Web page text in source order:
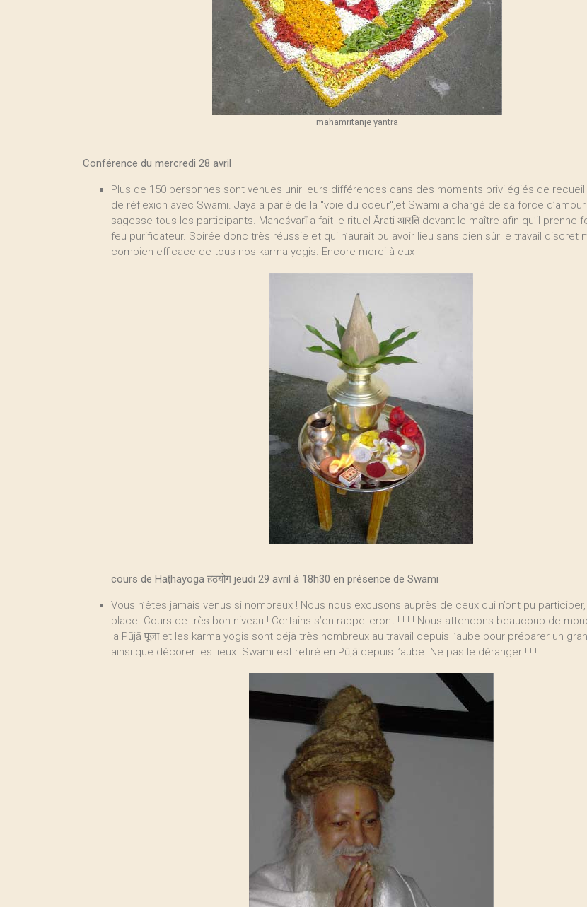
mahamritanje yantra
Conférence du mercredi 28 avril
Plus de 150 personnes sont venues unir leurs différences dans des moments privilégiés de
de réflexion avec Swami. Jaya a parlé de la "voie du coeur",et Swami a chargé de sa force
sagesse tous les participants. Maheśvarī a fait le rituel Ārati आरति devant le maître afin qu’il prenne
feu purificateur. Soirée donc très réussie et qui n’aurait pu avoir lieu sans bien sûr le travail discret
combien efficace de tous nos karma yogis. Encore merci à eux
cours de Haṭhayoga हठयोग jeudi 29 avril à 18h30 en présence de Swami
Vous n’êtes jamais venus si nombreux ! Nous nous excusons auprès de ceux qui n’ont pu
place. Cours de très bon niveau ! Certains s’en rappelleront ! ! ! ! Nous attendons beaucoup de
la Pūjā पूजा et les karma yogis sont déjà très nombreux au travail depuis l’aube pour préparer un
ainsi que décorer les lieux. Swami est retiré en Pūjā depuis l’aube. Ne pas le déranger ! ! !